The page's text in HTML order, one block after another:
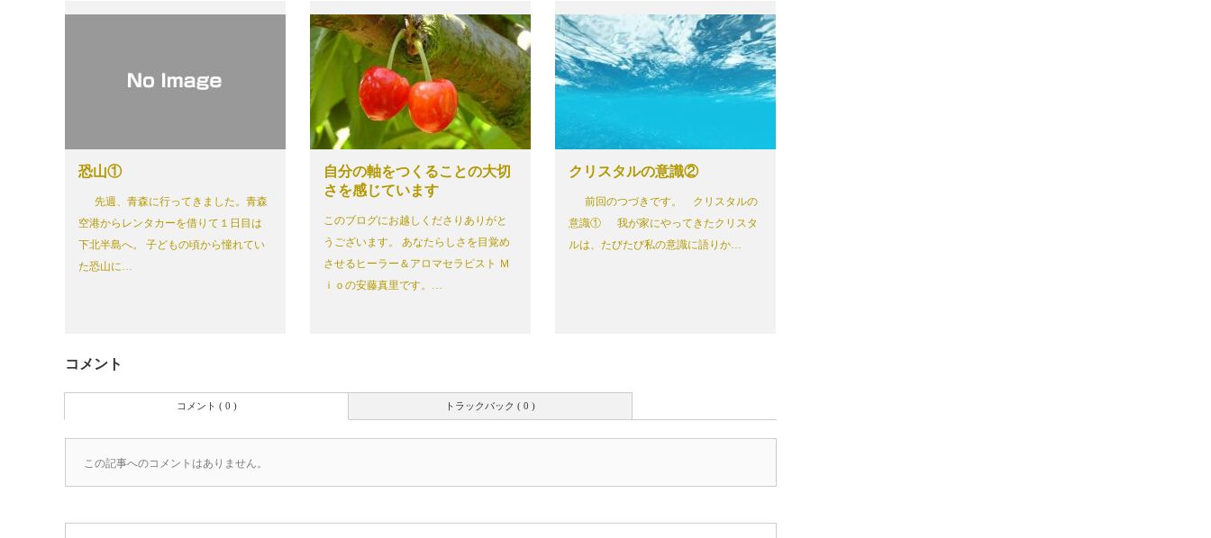
恐山①
先週、青森に行ってきました。青森
空港からレンタカーを借りて１日目は
下北半島へ。 子どもの頃から憧れてい
た恐山に…
自分の軸をつくることの大切
さを感じています
このブログにお越しくださりありがと
うございます。 あなたらしさを目覚め
させるヒーラー＆アロマセラピスト Ｍ
ｉｏの安藤真里です。…
クリスタルの意識②
前回のつづきです。 クリスタルの
意識① 我が家にやってきたクリスタ
ルは、たびたび私の意識に語りか…
コメント
トラックバック ( 0 )
コメント ( 0 )
この記事へのコメントはありません。